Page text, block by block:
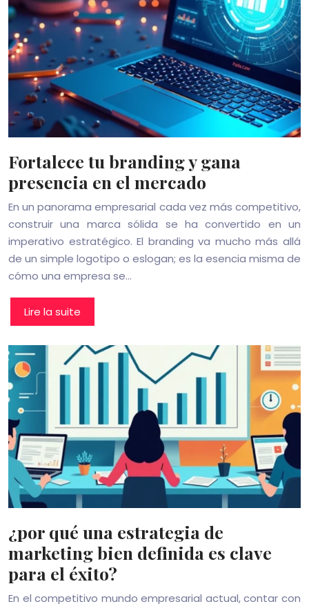
Fortalece tu branding y gana
presencia en el mercado
En un panorama empresarial cada vez más competitivo,
construir una marca sólida se ha convertido en un
imperativo estratégico. El branding va mucho más allá
de un simple logotipo o eslogan; es la esencia misma de
cómo una empresa se…
Lire la suite
¿por qué una estrategia de
marketing bien definida es clave
para el éxito?
En el competitivo mundo empresarial actual, contar con